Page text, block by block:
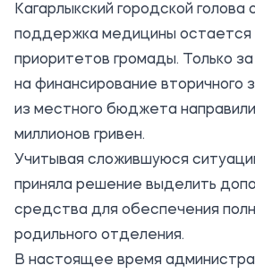
Кагарлыкский городской голова
поддержка медицины остается
приоритетов громады. Только
на финансирование вторичного
из местного бюджета
миллионов гривен.
Учитывая сложившуюся
приняла решение выделить
средства для обеспечения
родильного отделения.
В настоящее время